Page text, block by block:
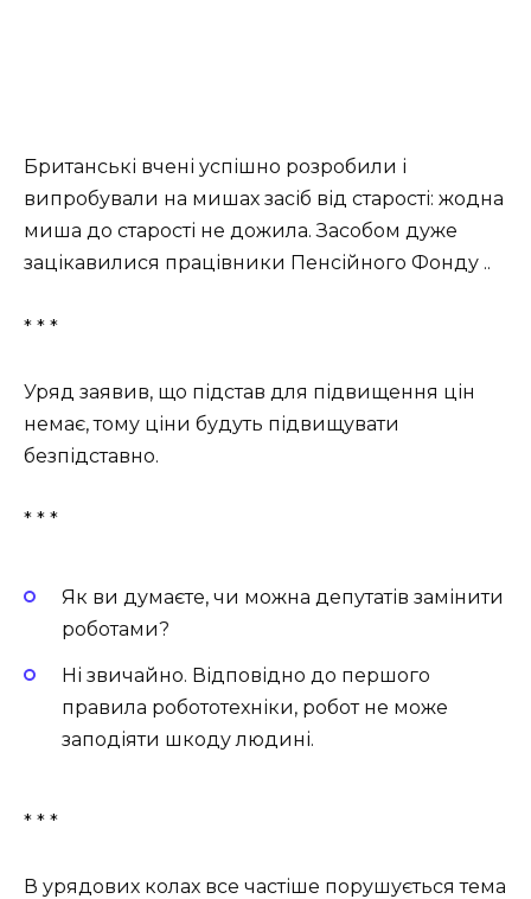
Британські вчені успішно розробили і
випробували на мишах засіб від старості: жодна
миша до старості не дожила. Засобом дуже
зацікавилися працівники Пенсійного Фонду ..
* * *
Уряд заявив, що підстав для підвищення цін
немає, тому ціни будуть підвищувати
безпідставно.
* * *
Як ви думаєте, чи можна депутатів замінити
роботами?
Ні звичайно. Відповідно до першого
правила робототехніки, робот не може
заподіяти шкоду людині.
* * *
В урядових колах все частіше порушується тема